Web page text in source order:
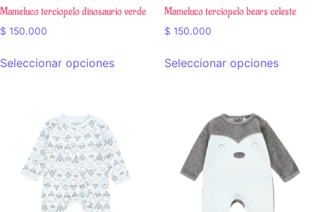
Mameluco terciopelo dinosaurio verde
$ 150.000
Seleccionar opciones
Mameluco terciopelo bears celeste
$ 150.000
Seleccionar opciones